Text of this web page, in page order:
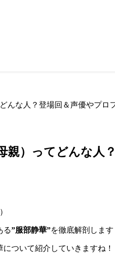
んな人？登場回＆声優やプロ
親）ってどんな人
る”服部静華”を徹底解剖します
ついて紹介していきますね！